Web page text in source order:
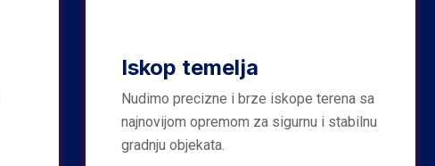
Iskop temelja
Nudimo precizne i brze iskope terena sa
najnovijom opremom za sigurnu i stabilnu
gradnju objekata.